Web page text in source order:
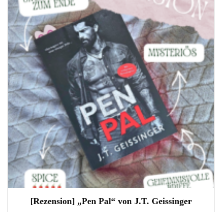
[Rezension] „Pen Pal“ von J.T. Geissinger